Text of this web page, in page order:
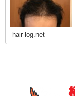
hair-log.net